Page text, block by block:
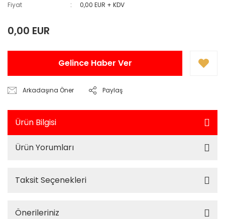
Fiyat
0,00 EUR + KDV
0,00 EUR
Gelince Haber Ver
Arkadaşına Öner Paylaş
Ürün Bilgisi
Ürün Yorumları
Taksit Seçenekleri
Önerileriniz